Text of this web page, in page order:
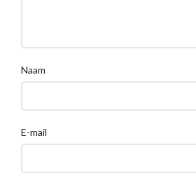
Naam
E-mail